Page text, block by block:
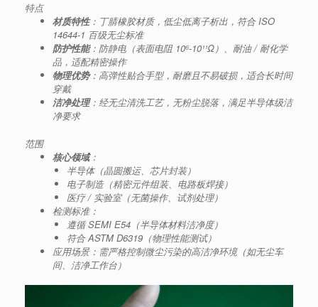
特点
材质特性：丁腈橡胶材质，低尘低离子析出，符合 ISO
14644-1 百级无尘标准
防护性能：防静电（表面电阻 10⁶-10¹¹Ω）、耐油 / 耐化学
品，适配精密操作
物理优势：高弹性贴合手型，耐磨且不易破损，适合长时间
穿戴
洁净处理：经无尘清洗工艺，无粉尘脱落，满足半导体级洁
净要求
范围
核心领域：
半导体（晶圆搬运、芯片封装）
电子制造（精密元件组装、电路板焊接）
医疗 / 实验室（无菌操作、试剂处理）
检测标准：
遵循 SEMI E54（半导体材料洁净度）
符合 ASTM D6319（物理性能测试）
应用场景：需严格控制微尘污染的高洁净环境（如无尘车
间、洁净工作台）